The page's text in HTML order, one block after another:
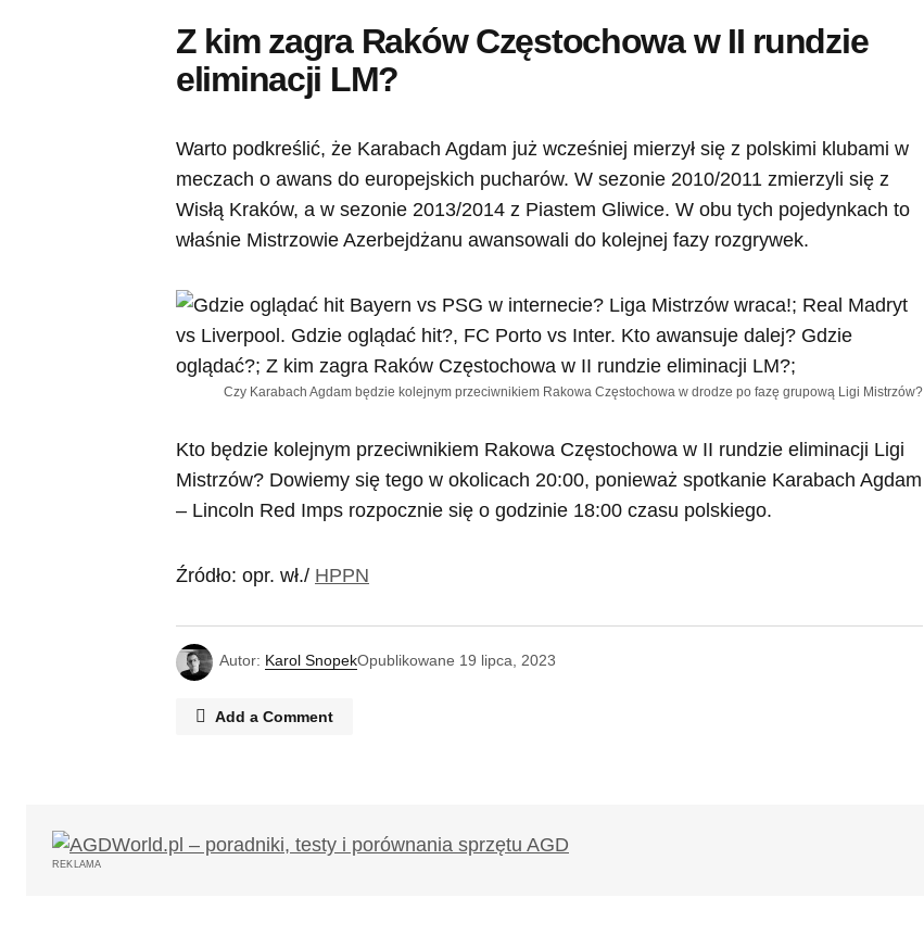
Z kim zagra Raków Częstochowa w II rundzie
eliminacji LM?
Warto podkreślić, że Karabach Agdam już wcześniej mierzył się z polskimi klubami w
meczach o awans do europejskich pucharów. W sezonie 2010/2011 zmierzyli się z
Wisłą Kraków, a w sezonie 2013/2014 z Piastem Gliwice. W obu tych pojedynkach to
właśnie Mistrzowie Azerbejdżanu awansowali do kolejnej fazy rozgrywek.
Czy Karabach Agdam będzie kolejnym przeciwnikiem Rakowa Częstochowa w drodze po fazę grupową Ligi Mistrzów?
Kto będzie kolejnym przeciwnikiem Rakowa Częstochowa w II rundzie eliminacji Ligi
Mistrzów? Dowiemy się tego w okolicach 20:00, ponieważ spotkanie Karabach Agdam
– Lincoln Red Imps rozpocznie się o godzinie 18:00 czasu polskiego.
Źródło: opr. wł./ HPPN
Autor: Karol SnopekOpublikowane 19 lipca, 2023
Add a Comment
REKLAMA